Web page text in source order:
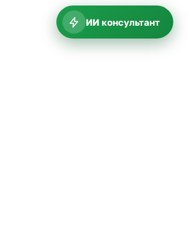
ИИ консультант